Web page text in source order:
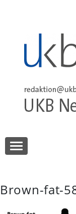
UKB
Brown-fat-